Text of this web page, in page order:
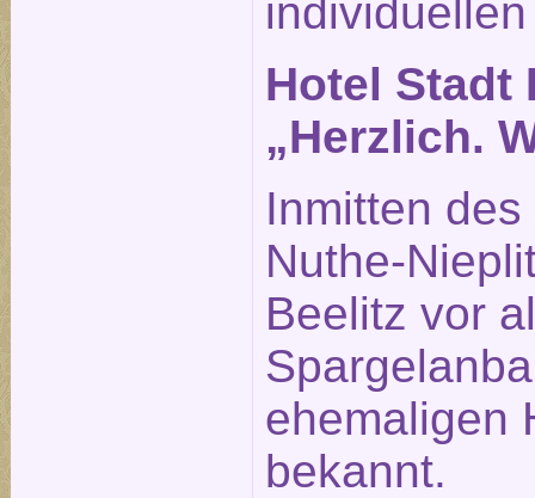
Hotel Stadt
„Herzlich.
Inmitten
Nuthe-
Beelitz vor
ehemaligen
bekannt.